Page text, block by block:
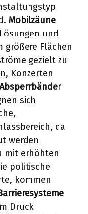
Mobilzäune
und
größere Flächen
gezielt zu
Konzerten
Absperrbänder
sich
da
werden
mit erhöhten
politische
kommen
Druck